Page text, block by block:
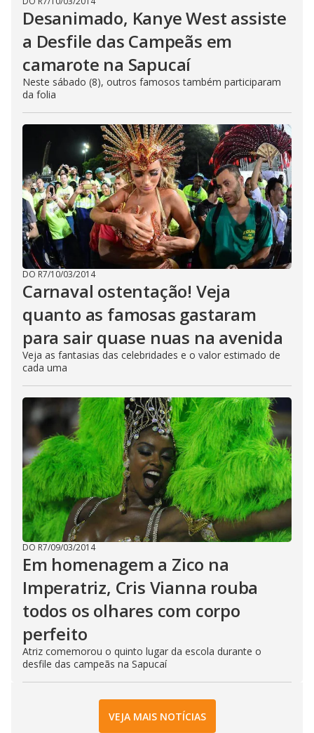
Desanimado, Kanye West assiste
a Desfile das Campeãs em
camarote na Sapucaí
Neste sábado (8), outros famosos também participaram
da folia
DO R7/10/03/2014
Carnaval ostentação! Veja
quanto as famosas gastaram
para sair quase nuas na avenida
Veja as fantasias das celebridades e o valor estimado de
cada uma
DO R7/09/03/2014
Em homenagem a Zico na
Imperatriz, Cris Vianna rouba
todos os olhares com corpo
perfeito
Atriz comemorou o quinto lugar da escola durante o
desfile das campeãs na Sapucaí
VEJA MAIS NOTÍCIAS